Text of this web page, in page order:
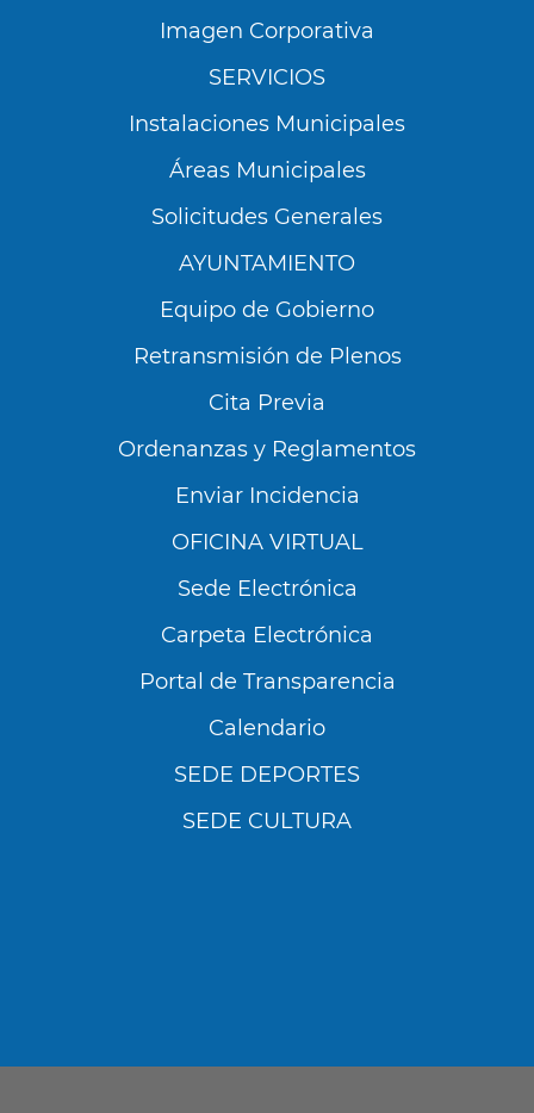
Imagen Corporativa
SERVICIOS
Instalaciones Municipales
Áreas Municipales
Solicitudes Generales
AYUNTAMIENTO
Equipo de Gobierno
Retransmisión de Plenos
Cita Previa
Ordenanzas y Reglamentos
Enviar Incidencia
OFICINA VIRTUAL
Sede Electrónica
Carpeta Electrónica
Portal de Transparencia
Calendario
SEDE DEPORTES
SEDE CULTURA